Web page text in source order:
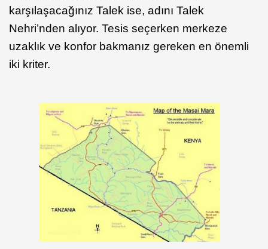
karşılaşacağınız Talek ise, adını Talek
Nehri’nden alıyor. Tesis seçerken merkeze
uzaklık ve konfor bakmanız gereken en önemli
iki kriter.